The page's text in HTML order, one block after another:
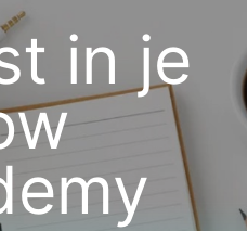
in je